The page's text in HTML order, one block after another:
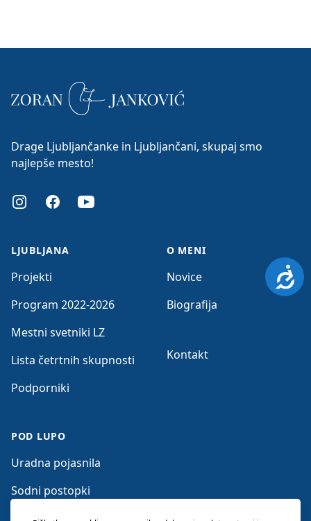
Drage Ljubljančanke in Ljubljančani, skupaj smo
najlepše mesto!
InstagramFacebookYoutube
LJUBLJANA
Projekti
Program 2022-2026
Mestni svetniki LZ
Lista četrtnih skupnosti
Podporniki
POD LUPO
Uradna pojasnila
Sodni postopki
O MENI
Novice
Biografija
Kontakt